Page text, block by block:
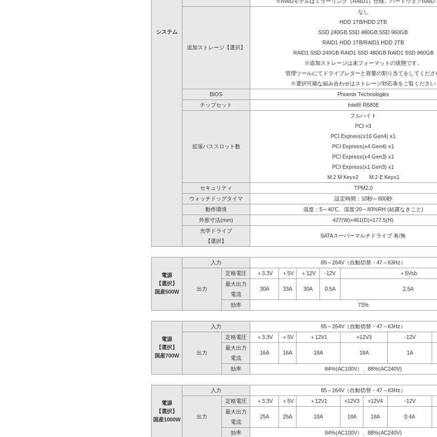
システム
追加ストレージ【選択】
なし
HDD 1TB/HDD 2TB
SSD 240GB SSD 480GB SSD 960GB
RAID1 HDD 1TB/RAID1 HDD 2TB
RAID1 SSD 240GB RAID1 SSD 480GB RAID1 SSD 960GB
※追加ストレージは未フォーマットの状態です。
管理ツールにてドライブレターと容量の割り当てをしてくださ
※選択可能な組み合わせはストレージ対応表をご覧ください
BIOS
Phoenix Technologies
チップセット
Intel® R680E
拡張バススロット数
フルハイト
PCI ×3
PCI Express(x16 Gen4) x1
PCI Express(x4 Gen4) x1
PCI Express(x4 Gen3) x1
PCI Express(x1 Gen3) x1
M.2 M Keyx2 M.2 E Keyx1
セキュリティ
TPM2.0
ウォッチドッグタイマ
設定時間：10秒～600秒
動作環境
温度：5～40℃、湿度:20～80%RH (結露なきこと)
外形寸法(mm)
427(W)×461(D)×177.5(H)
光学ドライブ
SATAスーパーマルチドライブ 有/無
【選択】
電源
【選択】
国産500W
入力 85～264V（自動切替・47～63Hz）
出力
定格電圧 ＋3.3V ＋5V ＋12V -12V
＋5Vsb
最大出力
30A
33A 30A 0.5A
2.5A
電流
効率
73%
電源
【選択】
国産700W
入力 85～264V（自動切替・47～63Hz）
出力
定格電圧 ＋3.3V ＋5V ＋12V1 +12V3 -12V
最大出力
16A
16A 18A 18A 1A
電流
効率
84%(AC100V）、88%(AC240V)
電源
【選択】
国産1000W
入力 85～264V（自動切替・47～63Hz）
出力
定格電圧 ＋3.3V ＋5V ＋12V1 +12V3 +12V4 -12V
最大出力
25A
25A 18A 18A 18A 0.4A
電流
効率
84%(AC100V）、88%(AC240V)